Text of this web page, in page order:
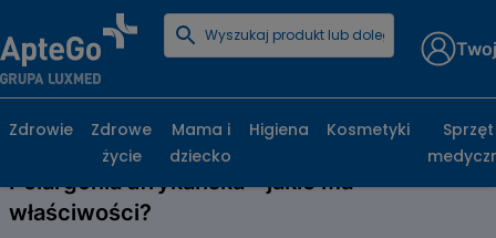
Strona główna
Pelargonia afrykańska – jakie ma
właściwości?
Zdrowie
Zdrowe
życie
Mama i
dziecko
Higiena Kosmetyki
Sprzęt